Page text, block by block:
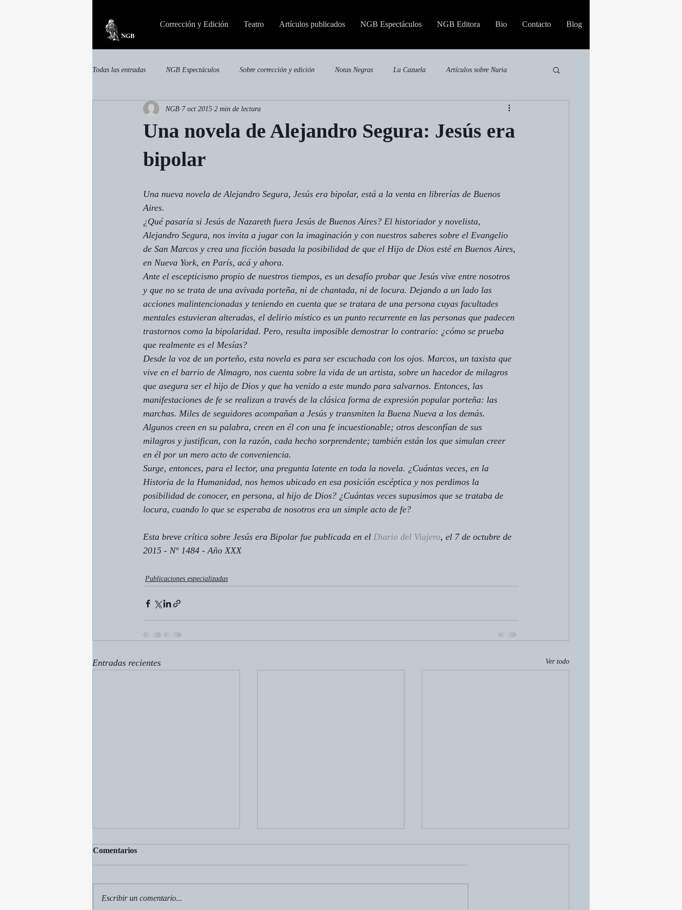
Corrección y Edición Teatro Artículos publicados NGB Espectáculos NGB Editora Bio Contacto Blog
Todas las entradas NGB Espectáculos Sobre corrección y edición Notas Negras La Cazuela Artículos sobre Nuria
Otras publicaciones Publicaciones especializadas
Una novela de Alejandro Segura: Jesús era
bipolar
NGB 7 oct 2015 2 min de lectura
Una nueva novela de Alejandro Segura, Jesús era bipolar, está a la venta en librerías de Buenos
Aires.
¿Qué pasaría si Jesús de Nazareth fuera Jesús de Buenos Aires? El historiador y novelista,
Alejandro Segura, nos invita a jugar con la imaginación y con nuestros saberes sobre el Evangelio
de San Marcos y crea una ficción basada la posibilidad de que el Hijo de Dios esté en Buenos Aires,
en Nueva York, en París, acá y ahora.
Ante el escepticismo propio de nuestros tiempos, es un desafío probar que Jesús vive entre nosotros
y que no se trata de una avivada porteña, ni de chantada, ni de locura. Dejando a un lado las
acciones malintencionadas y teniendo en cuenta que se tratara de una persona cuyas facultades
mentales estuvieran alteradas, el delirio místico es un punto recurrente en las personas que padecen
trastornos como la bipolaridad. Pero, resulta imposible demostrar lo contrario: ¿cómo se prueba
que realmente es el Mesías?
Desde la voz de un porteño, esta novela es para ser escuchada con los ojos. Marcos, un taxista que
vive en el barrio de Almagro, nos cuenta sobre la vida de un artista, sobre un hacedor de milagros
que asegura ser el hijo de Dios y que ha venido a este mundo para salvarnos. Entonces, las
manifestaciones de fe se realizan a través de la clásica forma de expresión popular porteña: las
marchas. Miles de seguidores acompañan a Jesús y transmiten la Buena Nueva a los demás.
Algunos creen en su palabra, creen en él con una fe incuestionable; otros desconfían de sus
milagros y justifican, con la razón, cada hecho sorprendente; también están los que simulan creer
en él por un mero acto de conveniencia.
Surge, entonces, para el lector, una pregunta latente en toda la novela. ¿Cuántas veces, en la
Historia de la Humanidad, nos hemos ubicado en esa posición escéptica y nos perdimos la
posibilidad de conocer, en persona, al hijo de Dios? ¿Cuántas veces supusimos que se trataba de
locura, cuando lo que se esperaba de nosotros era un simple acto de fe?
Esta breve crítica sobre Jesús era Bipolar fue publicada en el Diario del Viajero, el 7 de octubre de
2015 - Nº 1484 - Año XXX
Publicaciones especializadas
Entradas recientes Ver todo
Comentarios
Escribir un comentario...